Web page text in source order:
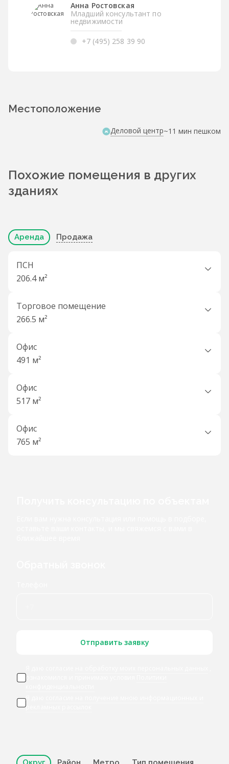
Анна Ростовская
Младший консультант по
недвижимости
+7 (495) 258 39 90
Местоположение
Деловой центр~11 мин пешком
Похожие помещения в других
зданиях
Аренда Продажа
ПСН
206.4 м²
Торговое помещение
266.5 м²
Офис
491 м²
Офис
517 м²
Офис
765 м²
Отправить заявку
ознакомился и принимаю условия
Я даю
рекламных рассылок